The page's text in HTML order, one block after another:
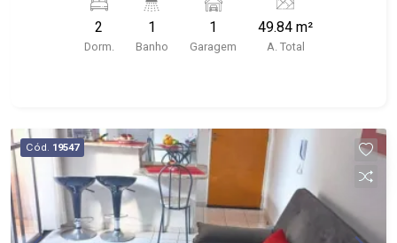
Área de Serviço; - Quintal; - Condomínio com
portaria 24 horas, piscina, academia, playground e
salão de festa; - Próximo ao Supermercados
2
Dorm.
1
Banho
1
Garagem
49.84 m²
A. Total
Cód. 19547